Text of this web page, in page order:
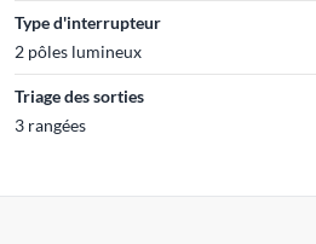
Type d'interrupteur
2 pôles lumineux
Triage des sorties
3 rangées